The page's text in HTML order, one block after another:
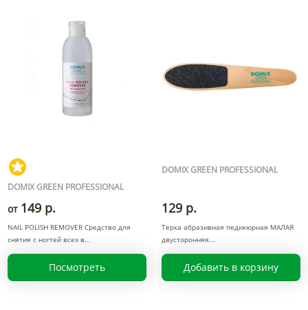
DOMIX GREEN PROFESSIONAL
от 149 р.
NAIL POLISH REMOVER Cредство для
снятия с ногтей всех в
Посмотреть
DOMIX GREEN PROFESSIONAL
129 р.
Терка абразивная педикюрная МАЛАЯ
двусторонняя
Добавить в корзину